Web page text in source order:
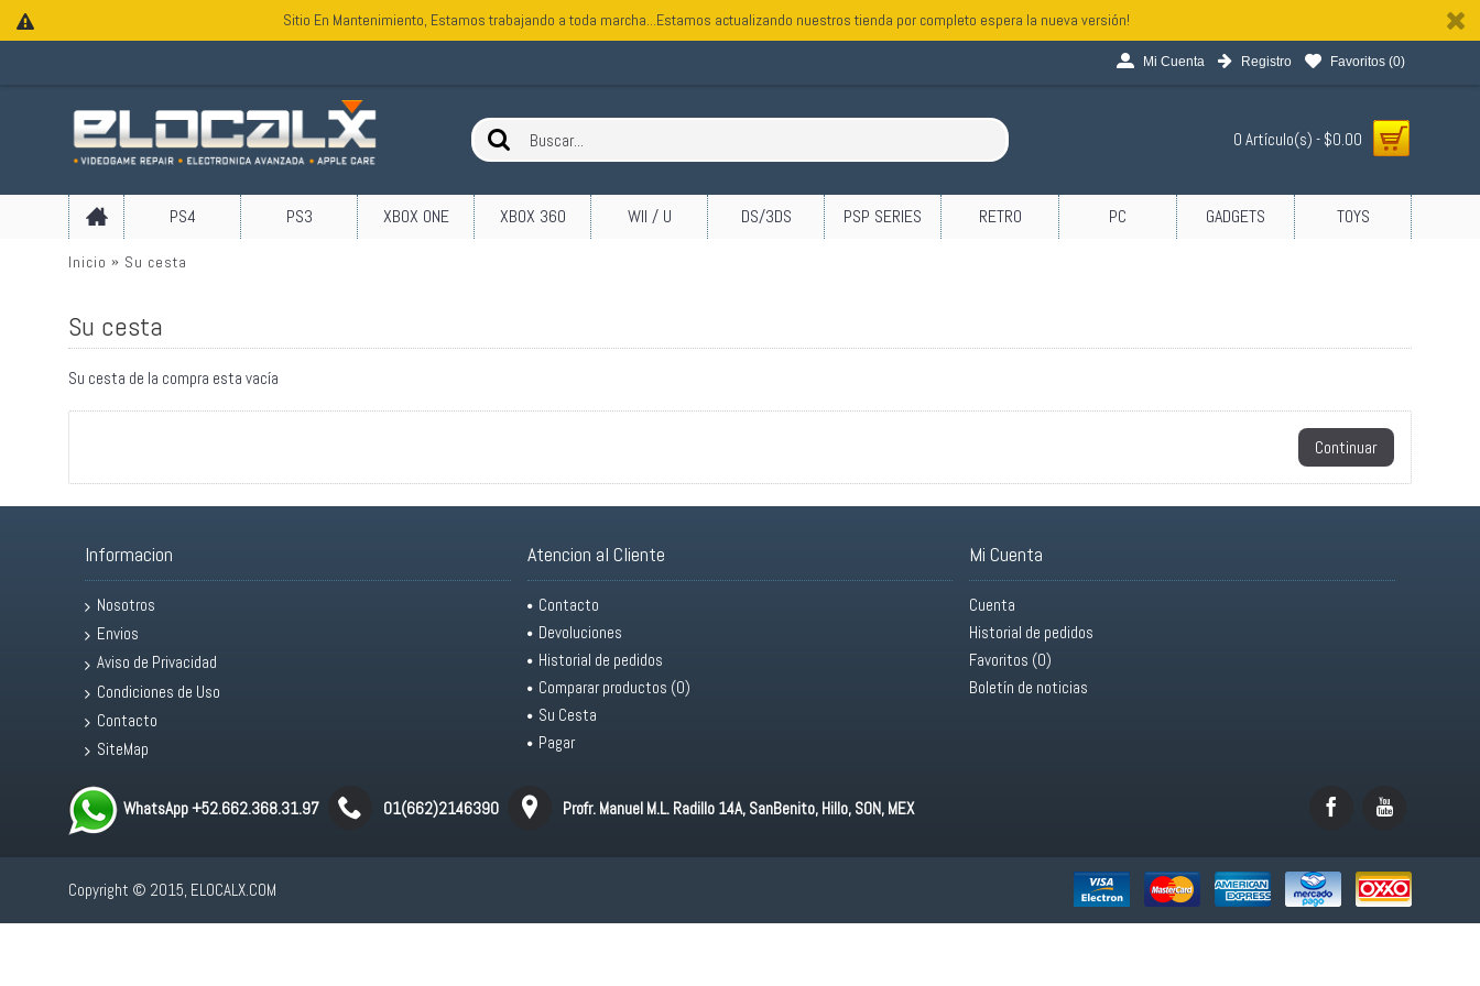
Sitio En Mantenimiento, Estamos trabajando a toda marcha...Estamos actualizando nuestros tienda por completo espera la nueva versión!
Mi Cuenta Registro Favoritos (0)
0 Artículo(s) - $0.00
PS4 PS3 XBOX ONE XBOX 360 WII / U DS/3DS PSP SERIES RETRO PC GADGETS TOYS
Inicio Su cesta
Su cesta
Su cesta de la compra esta vacía
Continuar
Informacion
Nosotros
Envios
Aviso de Privacidad
Condiciones de Uso
Contacto
SiteMap
Atencion al Cliente
Contacto
Devoluciones
Historial de pedidos
Comparar productos (0)
Su Cesta
Pagar
Mi Cuenta
Cuenta
Historial de pedidos
Favoritos (0)
Boletín de noticias
WhatsApp +52.662.368.31.97 01(662)2146390 Profr. Manuel M.L. Radillo 14A, SanBenito, Hillo, SON, MEX
Copyright © 2015, ELOCALX.COM